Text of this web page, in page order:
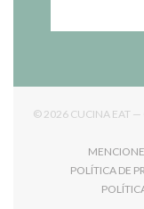
© 2026 CUCINA EAT —
POLÍTICA DE